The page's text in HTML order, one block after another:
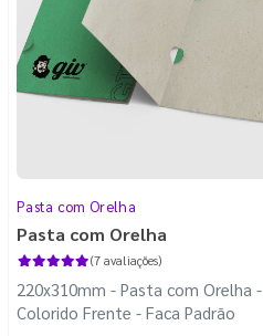
Pasta com Orelha
Pasta com Orelha
(7 avaliações)
220x310mm - Pasta com Orelha -
Colorido Frente - Faca Padrão